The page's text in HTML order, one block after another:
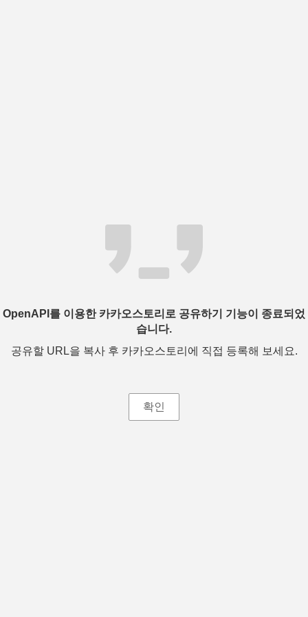
OpenAPI를 이용한 카카오스토리로 공유하기 기능이 종료되었
습니다.
공유할 URL을 복사 후 카카오스토리에 직접 등록해 보세요.
확인